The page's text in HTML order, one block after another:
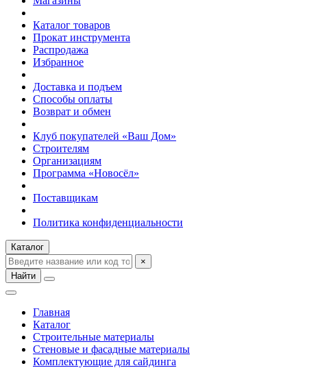
Каталог товаров
Прокат инструмента
Распродажа
Избранное
Доставка и подъем
Способы оплаты
Возврат и обмен
Клуб покупателей «Ваш Дом»
Строителям
Организациям
Программа «Новосёл»
Поставщикам
Политика конфиденциальности
Каталог
×
Найти
Главная
Каталог
Строительные материалы
Стеновые и фасадные материалы
Комплектующие для сайдинга